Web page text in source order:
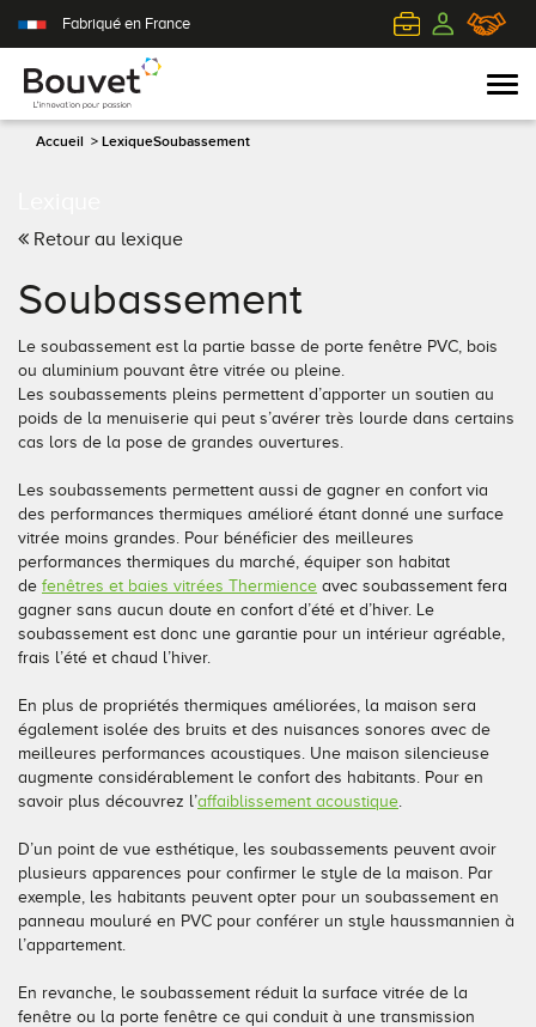
Fabriqué en France
Accueil > LexiqueSoubassement
Retour au lexique
Soubassement
Le soubassement est la partie basse de porte fenêtre PVC, bois
ou aluminium pouvant être vitrée ou pleine.
Les soubassements pleins permettent d’apporter un soutien au
poids de la menuiserie qui peut s’avérer très lourde dans certains
cas lors de la pose de grandes ouvertures.
Les soubassements permettent aussi de gagner en confort via
des performances thermiques amélioré étant donné une surface
vitrée moins grandes. Pour bénéficier des meilleures
performances thermiques du marché, équiper son habitat
de fenêtres et baies vitrées Thermience avec soubassement fera
gagner sans aucun doute en confort d’été et d’hiver. Le
soubassement est donc une garantie pour un intérieur agréable,
frais l’été et chaud l’hiver.
En plus de propriétés thermiques améliorées, la maison sera
également isolée des bruits et des nuisances sonores avec de
meilleures performances acoustiques. Une maison silencieuse
augmente considérablement le confort des habitants. Pour en
savoir plus découvrez l’affaiblissement acoustique.
D’un point de vue esthétique, les soubassements peuvent avoir
plusieurs apparences pour confirmer le style de la maison. Par
exemple, les habitants peuvent opter pour un soubassement en
panneau mouluré en PVC pour conférer un style haussmannien à
l’appartement.
En revanche, le soubassement réduit la surface vitrée de la
fenêtre ou la porte fenêtre ce qui conduit à une transmission
Bois
Nos portes-fenêtres
Toutes nos fenêtres
Conseils pour choisir
Demander un devis
Tous nos volets
Conseils pour choisir
Demander un devis
Tous nos accessoires volets roulants
Tous nos accessoires volets battants
PVC
Toutes nos portes d'entrée
Contemporaine
Classique
Accessoires
Demander un devis
Télécharger le catalogue
L'efficience industrielle
Le respect de l'environnement